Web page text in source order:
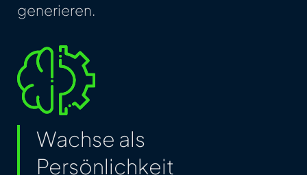
generieren.
Wachse als
Persönlichkeit